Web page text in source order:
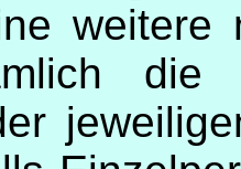
weitere
die